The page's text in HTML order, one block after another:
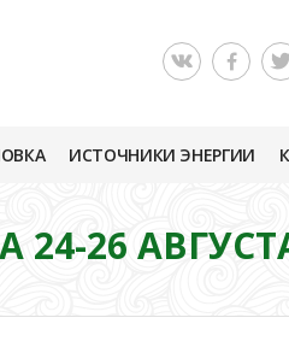
ИСТОЧНИКИ ЭНЕРГИИ
26